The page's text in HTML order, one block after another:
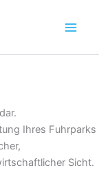
Ihres Fuhrparks
Sicht.